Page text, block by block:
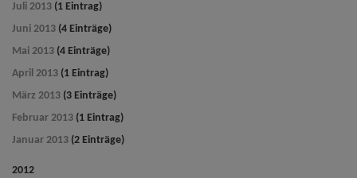
Juli 2013 (1 Eintrag)
Juni 2013 (4 Einträge)
Mai 2013 (4 Einträge)
April 2013 (1 Eintrag)
März 2013 (3 Einträge)
Februar 2013 (1 Eintrag)
Januar 2013 (2 Einträge)
2012